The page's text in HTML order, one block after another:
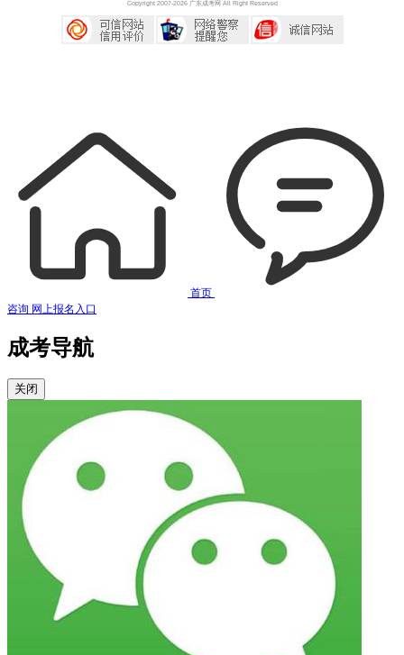
Copyright 2007-2026 广东成考网 All Right Reserved
可信网站信用评估 网络警察提醒你
首页
咨询 网上报名入口
成考导航
关闭